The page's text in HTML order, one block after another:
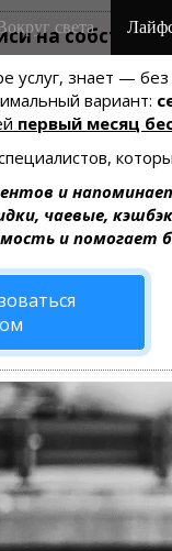
на
услуг, знает —
вариант:
первый месяц
и
чаевые,
и помогает
света